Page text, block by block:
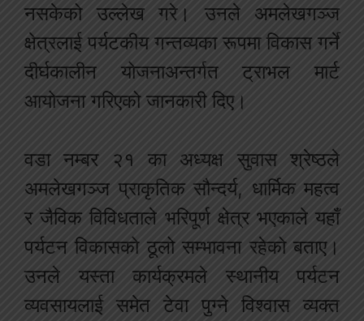
नसकेको उल्लेख गरे। उनले अमलेखगञ्ज
क्षेत्रलाई पर्यटकीय गन्तव्यका रूपमा विकास गर्ने
दीर्घकालीन योजनाअन्तर्गत ट्राभल मार्ट
आयोजना गरिएको जानकारी दिए।
वडा नम्बर २१ का अध्यक्ष सुवास श्रेष्ठले
अमलेखगञ्ज प्राकृतिक सौन्दर्य, धार्मिक महत्व
र जैविक विविधताले भरिपूर्ण क्षेत्र भएकाले यहाँ
पर्यटन विकासको ठूलो सम्भावना रहेको बताए।
उनले यस्ता कार्यक्रमले स्थानीय पर्यटन
व्यवसायलाई समेत टेवा पुग्ने विश्वास व्यक्त